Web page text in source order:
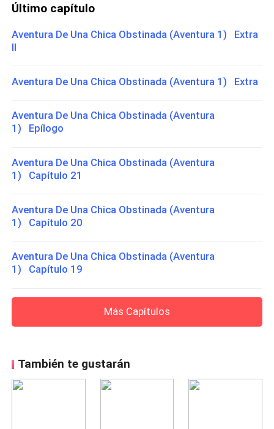
Último capítulo
Aventura De Una Chica Obstinada (Aventura 1) Extra
II
Aventura De Una Chica Obstinada (Aventura 1) Extra
Aventura De Una Chica Obstinada (Aventura
1) Epílogo
Aventura De Una Chica Obstinada (Aventura
1) Capítulo 21
Aventura De Una Chica Obstinada (Aventura
1) Capítulo 20
Aventura De Una Chica Obstinada (Aventura
1) Capítulo 19
Más Capítulos
También te gustarán